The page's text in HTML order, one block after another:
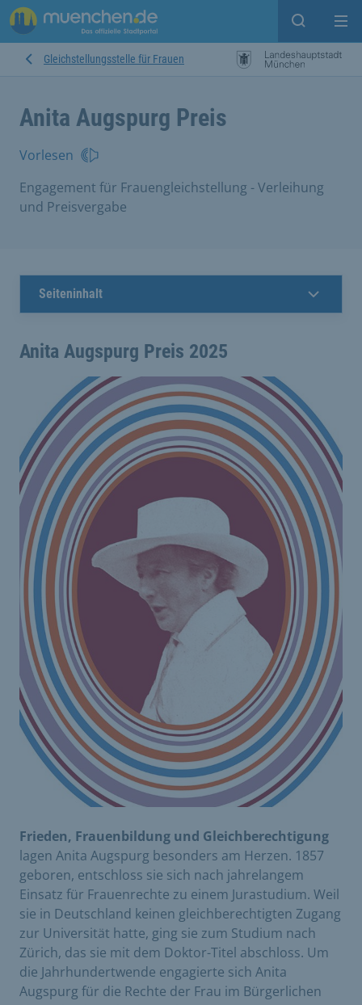
Suche
Gleichstellungsstelle für Frauen
Anita Augspurg Preis
Vorlesen
Engagement für Frauengleichstellung - Verleihung
und Preisvergabe
Seiteninhalt
Anita Augspurg Preis 2025
Frieden, Frauenbildung und Gleichberechtigung
lagen Anita Augspurg besonders am Herzen. 1857
geboren, entschloss sie sich nach jahrelangem
Einsatz für Frauenrechte zu einem Jurastudium. Weil
sie in Deutschland keinen gleichberechtigten Zugang
zur Universität hatte, ging sie zum Studium nach
Zürich, das sie mit dem Doktor-Titel abschloss. Um
die Jahrhundertwende engagierte sich Anita
Augspurg für die Rechte der Frau im Bürgerlichen